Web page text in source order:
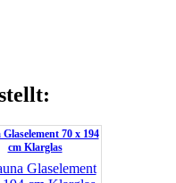
Glaselement 70 x 194
cm Klarglas